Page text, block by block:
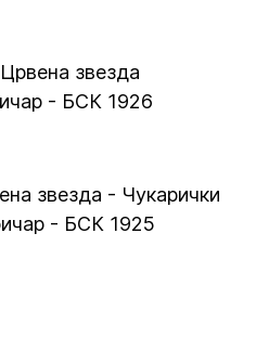
звезда
- БСК 1926
звезда - Чукарички
- БСК 1925